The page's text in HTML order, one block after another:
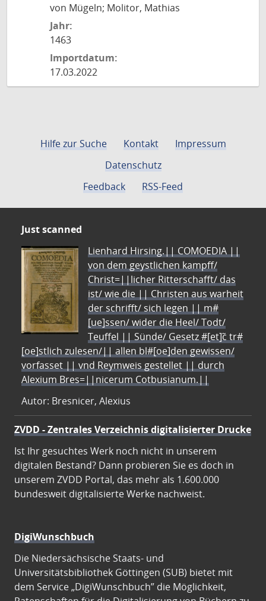
von Mügeln; Molitor, Mathias
Jahr:
1463
Importdatum:
17.03.2022
Hilfe zur Suche Kontakt
Impressum
Datenschutz
Feedback
RSS-Feed
Just scanned
Lienhard Hirsing.|| COMOEDIA ||
von dem geystlichen kampff/
Christ=||licher Ritterschafft/ das
ist/ wie die || Christen aus warheit
der schrifft/ sich legen || m#
[ue]ssen/ wider die Heel/ Todt/
Teuffel || Sünde/ Gesetz #[et]c̃ tr#
[oe]stlich zulesen/|| allen bl#[oe]den gewissen/
vorfasset || vnd Reymweis gestellet || durch
Alexium Bres=||nicerum Cotbusianum.||
Autor: Bresnicer, Alexius
ZVDD - Zentrales Verzeichnis digitalisierter Drucke
Ist Ihr gesuchtes Werk noch nicht in unserem
digitalen Bestand? Dann probieren Sie es doch in
unserem ZVDD Portal, das mehr als 1.600.000
bundesweit digitalisierte Werke nachweist.
DigiWunschbuch
Die Niedersächsische Staats- und
Universitätsbibliothek Göttingen (SUB) bietet mit
dem Service „DigiWunschbuch” die Möglichkeit,